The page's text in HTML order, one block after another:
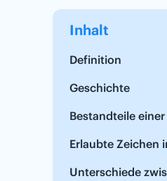
Inhalt
Definition
Geschichte
Bestandteile einer
Erlaubte Zeichen
Unterschiede